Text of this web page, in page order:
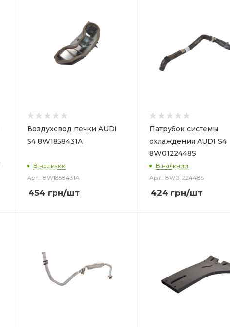
Воздуховод печки AUDI
S4 8W1858431A
В наличии
Арт.: 8W1858431A
454 грн/шт
Патрубок системы
охлаждения AUDI S4
8W0122448S
В наличии
Арт.: 8W0122448S
424грн/шт